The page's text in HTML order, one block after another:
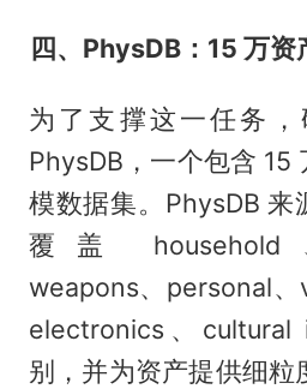
四、PhysDB：15 万
为了支撑这一任务
PhysDB，一个包含 15
模数据集。PhysDB 来
覆盖 household
weapons、personal
electronics、
别，并为资产提供细粒